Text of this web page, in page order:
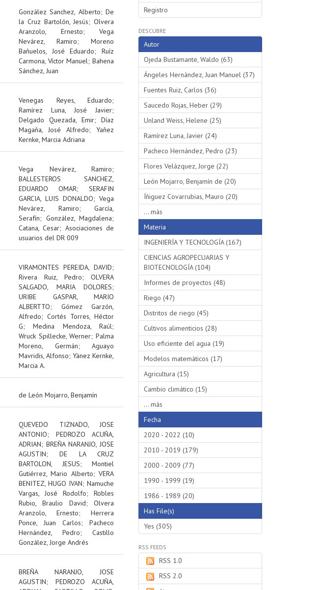
González Sanchez, Alberto;De
la Cruz Bartolón, Jesús; Olvera
Aranzolo, Ernesto; Vega
Nevárez, Ramiro; Moreno
Bañuelos, José Eduardo;Ruíz
Carmona, Víctor Manuel;Bahena
Sánchez, Juan
Venegas Reyes, Eduardo;
Ramírez Luna, José Javier;
Delgado Quezada, Emir; Díaz
Magaña, José Alfredo; Yañez
Kernke, Marcia Adriana
Vega Nevárez, Ramiro;
BALLESTEROS SANCHEZ,
EDUARDO OMAR; SERAFIN
GARCIA, LUIS DONALDO; Vega
Nevárez, Ramiro; García,
Serafín; González, Magdalena;
Catana, Cesar; Asociaciones de
usuarios del DR 009
VIRAMONTES PEREIDA, DAVID;
Rivera Ruiz, Pedro; OLVERA
SALGADO, MARIA DOLORES;
URIBE GASPAR, MARIO
ALBERTTO; Gómez Garzón,
Alfredo; Cortés Torres, Héctor
G;Medina Mendoza, Raúl;
Wruck Spillecke, Werner;Palma
Moreno, Germán; Aguayo
Mavridis, Alfonso; Yánez Kernke,
Marcia A.
de León Mojarro, Benjamín
QUEVEDO TIZNADO, JOSE
ANTONIO; PEDROZO ACUÑA,
ADRIAN; BREÑA NARANJO, JOSE
AGUSTIN;DE LA CRUZ
BARTOLON, JESUS; Montiel
Gutiérrez, Mario Alberto;VERA
BENITEZ, HUGO IVAN; Namuche
Vargas, José Rodolfo; Robles
Rubio, Braulio David;Olvera
Aranzolo, Ernesto; Herrera
Ponce, Juan Carlos; Pacheco
Hernández, Pedro; Castillo
González, Jorge Andrés
BREÑA NARANJO, JOSE
AGUSTIN; PEDROZO ACUÑA,
Registro
DESCUBRE
Autor
Ojeda Bustamante, Waldo (63)
Ángeles Hernández, Juan Manuel (37)
Fuentes Ruiz, Carlos (36)
Saucedo Rojas, Heber (29)
Unland Weiss, Helene (25)
Ramírez Luna, Javier (24)
Pacheco Hernández, Pedro (23)
Flores Velázquez, Jorge (22)
León Mojarro, Benjamín de (20)
Íñiguez Covarrubias, Mauro (20)
... más
Materia
INGENIERÍA Y TECNOLOGÍA (167)
CIENCIAS AGROPECUARIAS Y
BIOTECNOLOGÍA (104)
Informes de proyectos (48)
Riego (47)
Distritos de riego (45)
Cultivos alimenticios (28)
Uso eficiente del agua (19)
Modelos matemáticos (17)
Agricultura (15)
Cambio climático (15)
... más
Fecha
2020 - 2022 (10)
2010 - 2019 (179)
2000 - 2009 (77)
1990 - 1999 (19)
1986 - 1989 (20)
Has File(s)
Yes (305)
RSS FEEDS
RSS 1.0
RSS 2.0